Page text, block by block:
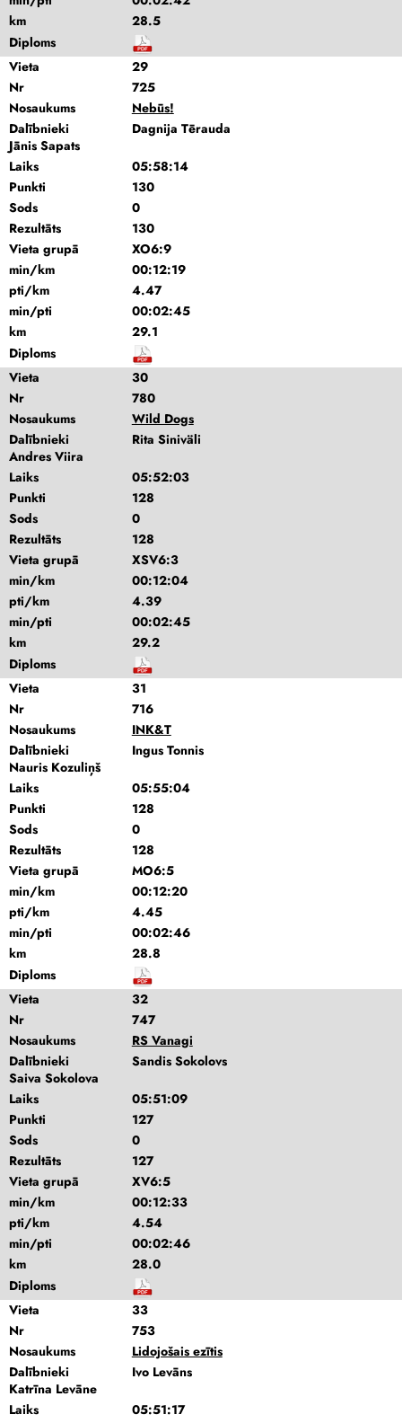
km
28.5
Diploms
Vieta
29
Nr
725
Nosaukums
Nebūs!
Dalībnieki
Dagnija Tērauda
Jānis Sapats
Laiks
05:58:14
Punkti
130
Sods
0
Rezultāts
130
Vieta grupā
XO6:9
min/km
00:12:19
pti/km
4.47
min/pti
00:02:45
km
29.1
Diploms
Vieta
30
Nr
780
Nosaukums
Wild Dogs
Dalībnieki
Rita Siniväli
Andres Viira
Laiks
05:52:03
Punkti
128
Sods
0
Rezultāts
128
Vieta grupā
XSV6:3
min/km
00:12:04
pti/km
4.39
min/pti
00:02:45
km
29.2
Diploms
Vieta
31
Nr
716
Nosaukums
INK&T
Dalībnieki
Ingus Tonnis
Nauris Kozuliņš
Laiks
05:55:04
Punkti
128
Sods
0
Rezultāts
128
Vieta grupā
MO6:5
min/km
00:12:20
pti/km
4.45
min/pti
00:02:46
km
28.8
Diploms
Vieta
32
Nr
747
Nosaukums
RS Vanagi
Dalībnieki
Sandis Sokolovs
Saiva Sokolova
Laiks
05:51:09
Punkti
127
Sods
0
Rezultāts
127
Vieta grupā
XV6:5
min/km
00:12:33
pti/km
4.54
min/pti
00:02:46
km
28.0
Diploms
Vieta
33
Nr
753
Nosaukums
Lidojošais ezītis
Dalībnieki
Ivo Levāns
Katrīna Levāne
Laiks
05:51:17